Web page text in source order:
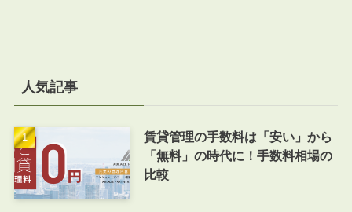
人気記事
賃貸管理の手数料は「安い」から
「無料」の時代に！手数料相場の
比較